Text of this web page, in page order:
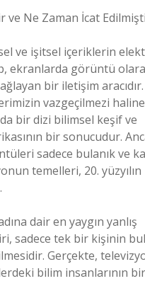
ve Ne Zaman İcat
ve işitsel içeriklerin
ekranlarda görüntü
bir iletişim aracıdır.
vazgeçilmezi
bir dizi bilimsel keşif ve
bir sonucudur.
sadece bulanık ve
temelleri, 20. yüzyılın
dair en yaygın yanlış
sadece tek bir kişinin
Gerçekte,
bilim insanlarının